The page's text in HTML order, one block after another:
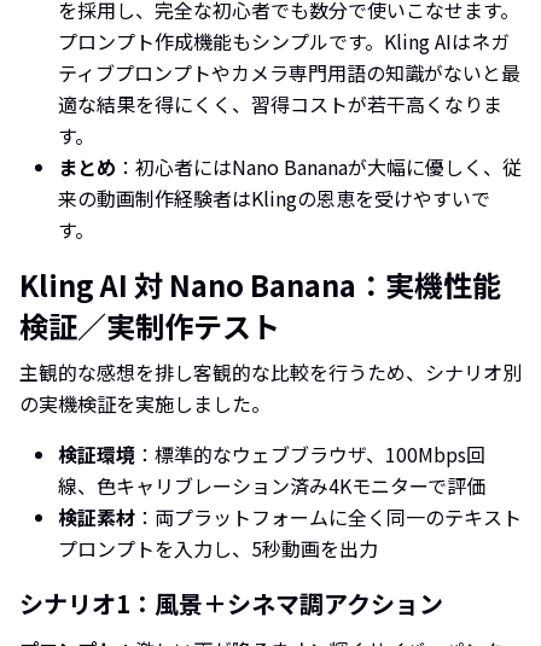
を採用し、完全な初心者でも数分で使いこなせます。
プロンプト作成機能もシンプルです。Kling AIはネガ
ティブプロンプトやカメラ専門用語の知識がないと最
適な結果を得にくく、習得コストが若干高くなりま
す。
まとめ ：初心者にはNano Bananaが大幅に優しく、従
来の動画制作経験者はKlingの恩恵を受けやすいで
す。
Kling AI 対 Nano Banana：実機性能
検証／実制作テスト
主観的な感想を排し客観的な比較を行うため、シナリオ別
の実機検証を実施しました。
検証環境 ：標準的なウェブブラウザ、100Mbps回
線、色キャリブレーション済み4Kモニターで評価
検証素材 ：両プラットフォームに全く同一のテキスト
プロンプトを入力し、5秒動画を出力
シナリオ1：風景＋シネマ調アクション